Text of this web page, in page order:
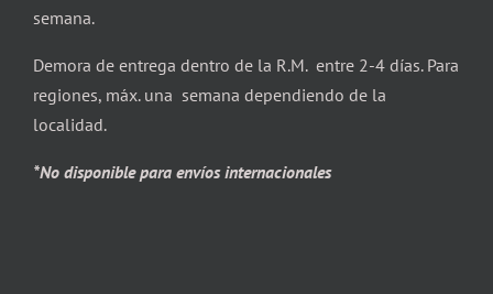
semana.
Demora de entrega dentro de la R.M. entre 2-4 días. Para
regiones, máx. una semana dependiendo de la
localidad.
*No disponible para envíos internacionales